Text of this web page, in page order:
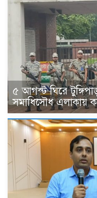
৫ আগস্ট ঘিরে
সমাধিসৌধ এলাকায়